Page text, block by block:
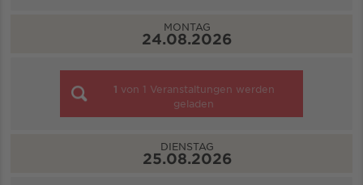
MONTAG
24.08.2026
1 von 1 Veranstaltungen werden
geladen
DIENSTAG
25.08.2026